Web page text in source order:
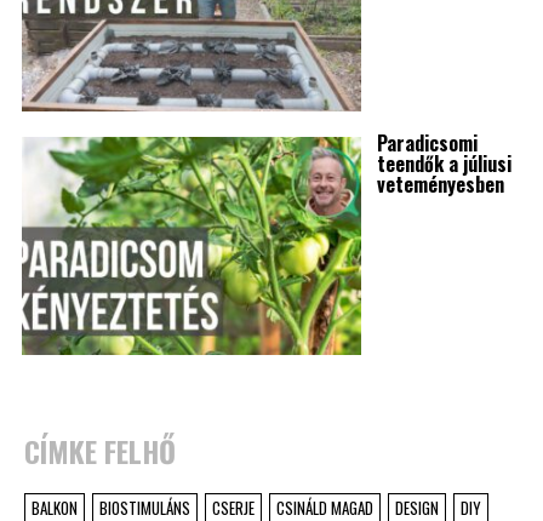
Paradicsomi
teendők a júliusi
veteményesben
CÍMKE FELHŐ
BALKON BIOSTIMULÁNS CSERJE CSINÁLD MAGAD DESIGN
DIY